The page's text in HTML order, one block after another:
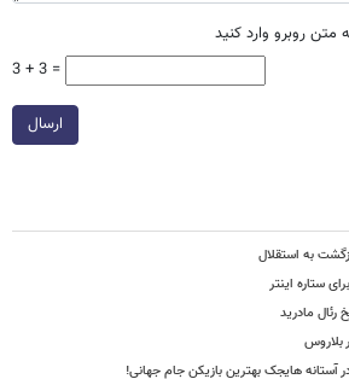
متن روبرو وارد کنید
3 + 3 =
ارسال
به استقلال
ستاره اینتر
رئال مادرید
بلاروس
آستانه هایجک بهترین بازیکن جام جهانی!